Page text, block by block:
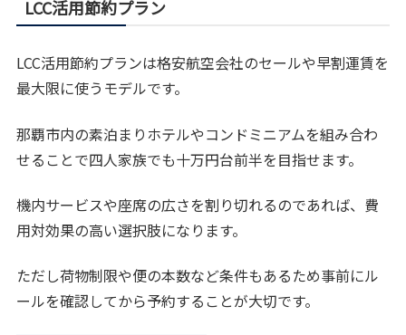
LCC活用節約プラン
LCC活用節約プランは格安航空会社のセールや早割運賃を
最大限に使うモデルです。
那覇市内の素泊まりホテルやコンドミニアムを組み合わ
せることで四人家族でも十万円台前半を目指せます。
機内サービスや座席の広さを割り切れるのであれば、費
用対効果の高い選択肢になります。
ただし荷物制限や便の本数など条件もあるため事前にル
ールを確認してから予約することが大切です。